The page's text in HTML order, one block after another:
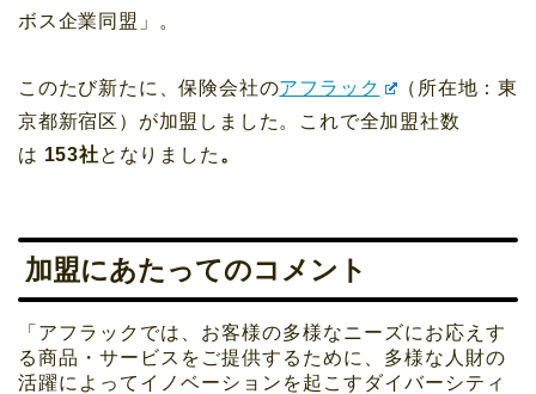
ボス企業同盟」。
このたび新たに、保険会社のアフラック
（所在地：東
京都新宿区）が加盟しました。これで全加盟社数
は 153社となりました 。
加盟にあたってのコメント
「アフラックでは、お客様の多様なニーズにお応えす
る商品・サービスをご提供するために、多様な人財の
活躍によってイノベーションを起こすダイバーシティ